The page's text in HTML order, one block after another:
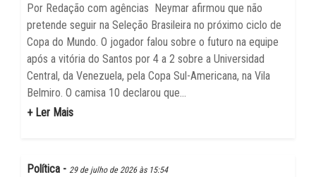
Por Redação com agências Neymar afirmou que não
pretende seguir na Seleção Brasileira no próximo ciclo de
Copa do Mundo. O jogador falou sobre o futuro na equipe
após a vitória do Santos por 4 a 2 sobre a Universidad
Central, da Venezuela, pela Copa Sul-Americana, na Vila
Belmiro. O camisa 10 declarou que...
+ Ler Mais
Política - 29 de julho de 2026 às 15:54